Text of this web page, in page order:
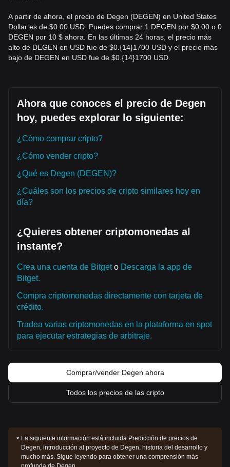
A partir de ahora, el precio de Degen (DEGEN) en United States
Dollar es de $0.00 USD. Puedes comprar 1 DEGEN por $0.00 o 0
DEGEN por 10 $ ahora. En las últimas 24 horas, el precio más
alto de DEGEN en USD fue de $0.{14}1700 USD y el precio más
bajo de DEGEN en USD fue de $0.{14}1700 USD.
Ahora que conoces el precio de Degen
hoy, puedes explorar lo siguiente:
¿Cómo comprar cripto?
¿Cómo vender cripto?
¿Qué es Degen (DEGEN)?
¿Cuáles son los precios de cripto similares hoy en
día?
¿Quieres obtener criptomonedas al
instante?
Crea una cuenta de Bitgeto Descarga la app de
Bitget.
Compra criptomonedas directamente con tarjeta de
crédito.
Tradea varias criptomonedas en la plataforma en spot
para ejecutar estrategias de arbitraje.
Comprar/vender Degen ahora
Todos los precios de las cripto
La siguiente información está incluida:Predicción de precios de
Degen, introducción al proyecto de Degen, historia del desarrollo y
mucho más. Sigue leyendo para obtener una comprensión más